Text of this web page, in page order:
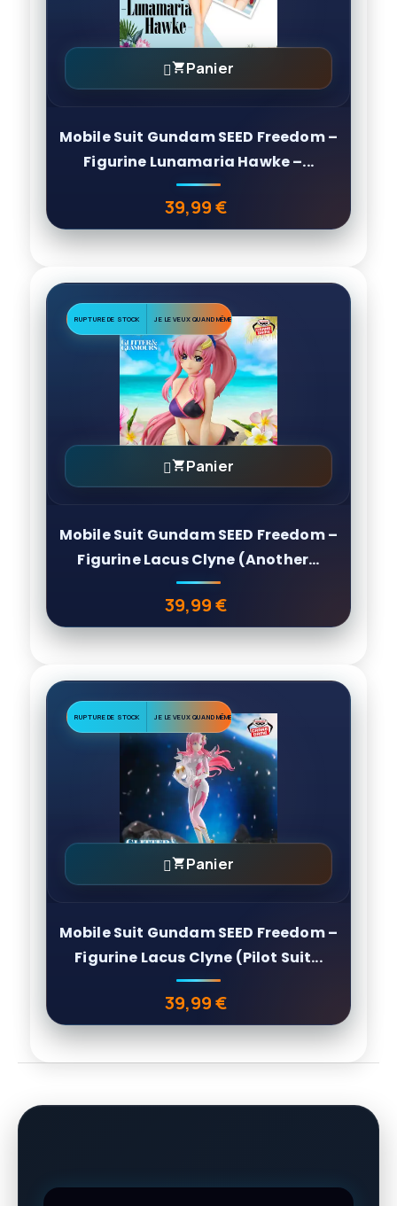
Panier
Mobile Suit Gundam SEED Freedom –
Figurine Lunamaria Hawke –...
Prix
39,99 €
RUPTURE DE STOCK JE LE VEUX QUAND MÊME
Panier
Mobile Suit Gundam SEED Freedom –
Figurine Lacus Clyne (Another...
Prix
39,99 €
RUPTURE DE STOCK JE LE VEUX QUAND MÊME
Panier
Mobile Suit Gundam SEED Freedom –
Figurine Lacus Clyne (Pilot Suit...
Prix
39,99 €